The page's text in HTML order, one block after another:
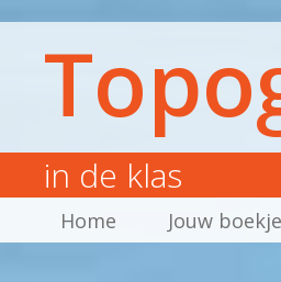
in de klas
Home Jouw boekje